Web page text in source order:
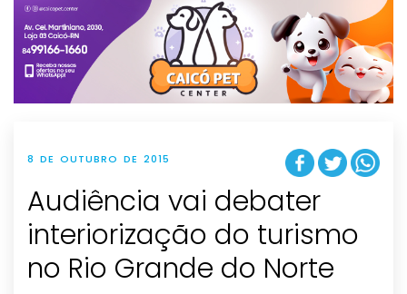
g
t
i
o
n
8 DE OUTUBRO DE 2015
Audiência vai debater
interiorização do turismo
no Rio Grande do Norte